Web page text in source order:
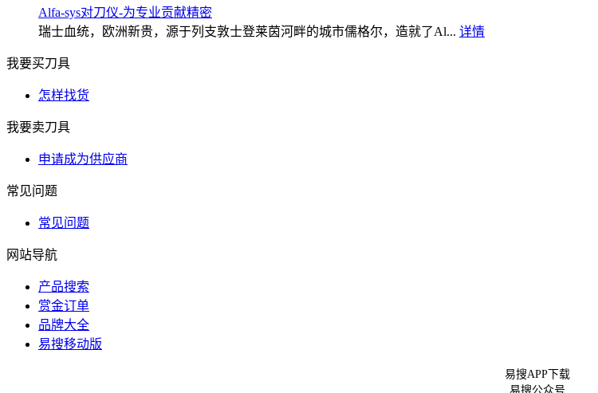
Alfa-sys对刀仪-为专业贡献精密
瑞士血统，欧洲新贵，源于列支敦士登莱茵河畔的城市儒格尔，造就了Al... 详情
我要买刀具
怎样找货
我要卖刀具
申请成为供应商
常见问题
常见问题
网站导航
产品搜索
赏金订单
品牌大全
易搜移动版
易搜APP下载
易搜公众号